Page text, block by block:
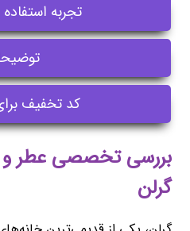
تجربه
کد تخفیف
گرلن